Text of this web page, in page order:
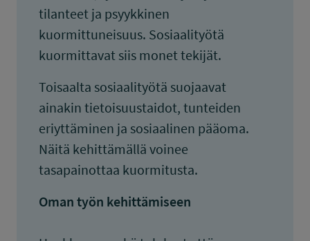
tilanteet ja psyykkinen
kuormittuneisuus. Sosiaalityötä
kuormittavat siis monet tekijät.
Toisaalta sosiaalityötä suojaavat
ainakin tietoisuustaidot, tunteiden
eriyttäminen ja sosiaalinen pääoma.
Näitä kehittämällä voinee
tasapainottaa kuormitusta.
Oman työn kehittämiseen